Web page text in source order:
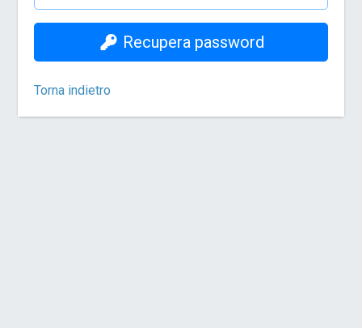
Recupera password
Torna indietro